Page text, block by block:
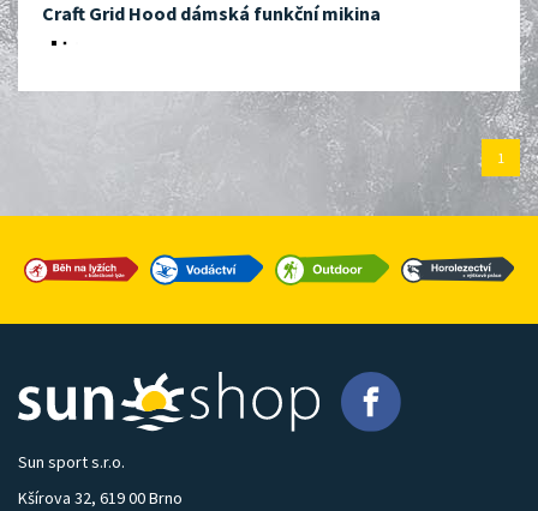
Craft Grid Hood dámská funkční mikina
1
Sun sport s.r.o.
Kšírova 32, 619 00 Brno